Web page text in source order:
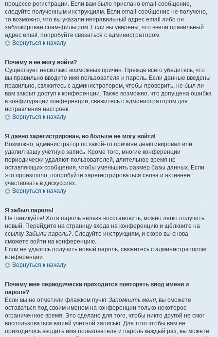
процессе регистрации. Если вам было прислано email-сообщение,
следуйте полученным инструкциям. Если email-сообщение не получено,
то возможно, что вы указали неправильный адрес email либо он
заблокирован спам-фильтром. Если вы уверены, что ввели правильный
адрес email, попробуйте связаться с администратором.
Вернуться к началу
Почему я не могу войти?
Существует несколько возможных причин. Прежде всего убедитесь, что
вы правильно вводите имя пользователя и пароль. Если данные введены
правильно, свяжитесь с администратором, чтобы проверить, не был ли
вам закрыт доступ к конференции. Также возможно, что допущена ошибка
в конфигурации конференции, свяжитесь с администратором для
исправления настроек.
Вернуться к началу
Я давно зарегистрирован, но больше не могу войти!
Возможно, администратор по какой-то причине деактивировал или
удалил вашу учётную запись. Кроме того, многие конференции
периодически удаляют пользователей, длительное время не
оставляющих сообщения, чтобы уменьшить размер базы данных. Если
это произошло, попробуйте зарегистрироваться снова и активнее
участвовать в дискуссиях.
Вернуться к началу
Я забыл пароль!
Не паникуйте! Хотя пароль нельзя восстановить, можно легко получить
новый. Перейдите на страницу входа на конференцию и щёлкните на
ссылку Забыли пароль?. Следуйте инструкциям, и скоро вы снова
сможете войти на конференцию.
Если не удалось получить новый пароль, свяжитесь с администратором
конференции.
Вернуться к началу
Почему мне периодически приходится повторять ввод имени и
пароля?
Если вы не отметили флажком пункт Запомнить меня, вы сможете
оставаться под своим именем на конференции только некоторое
ограниченное время. Это сделано для того, чтобы никто другой не смог
воспользоваться вашей учётной записью. Для того чтобы вам не
приходилось вводить имя пользователя и пароль каждый раз, вы можете